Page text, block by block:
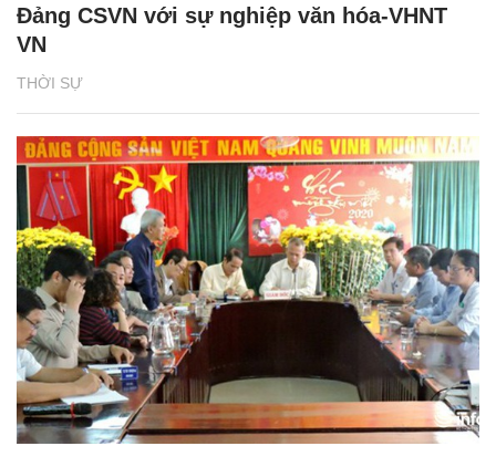
THỜI SỰ
Đảng CSVN với sự nghiệp văn hóa-VHNT
VN